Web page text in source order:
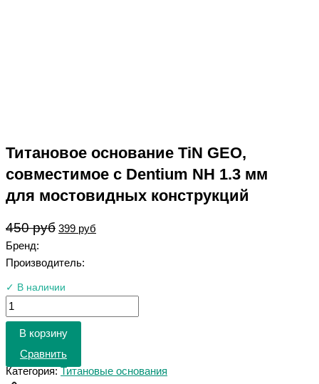
Титановое основание TiN GEO,
совместимое с Dentium NH 1.3 мм
для мостовидных конструкций
450руб 399 руб
Бренд:
Производитель:
✓ В наличии
В корзину
Сравнить
Категория: Титановые основания